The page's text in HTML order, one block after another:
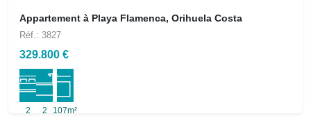
Appartement à Playa Flamenca, Orihuela Costa
Réf.: 3827
329.800 €
2 2 107m²